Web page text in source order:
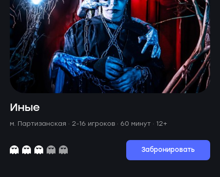
Иные
м. Партизанская · 2-16 игроков · 60 минут · 12+
Забронировать